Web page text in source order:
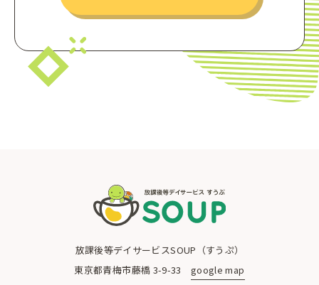
放課後等デイサービスSOUP（すうぷ）
東京都青梅市藤橋 3-9-33google map